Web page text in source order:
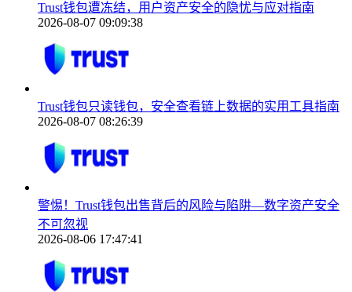
Trust钱包遭冻结，用户资产安全的隐忧与应对指南
2026-08-07 09:09:38
Trust钱包只读钱包，安全查看链上数据的实用工具指南
2026-08-07 08:26:39
警惕！Trust钱包出售背后的风险与陷阱—数字资产安全
不可忽视
2026-08-06 17:47:41